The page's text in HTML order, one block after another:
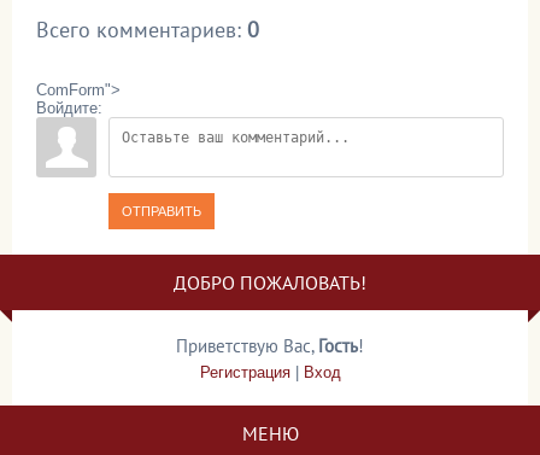
Всего комментариев: 0
ComForm">
Войдите:
ОТПРАВИТЬ
ДОБРО ПОЖАЛОВАТЬ!
Приветствую Вас, Гость!
Регистрация| Вход
МЕНЮ